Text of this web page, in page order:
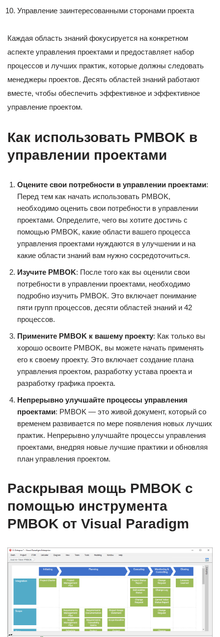
Управление заинтересованными сторонами проекта
Каждая область знаний фокусируется на конкретном
аспекте управления проектами и предоставляет набор
процессов и лучших практик, которые должны следовать
менеджеры проектов. Десять областей знаний работают
вместе, чтобы обеспечить эффективное и эффективное
управление проектом.
Как использовать PMBOK в
управлении проектами
Оцените свои потребности в управлении проектами:
Перед тем как начать использовать PMBOK,
необходимо оценить свои потребности в управлении
проектами. Определите, чего вы хотите достичь с
помощью PMBOK, какие области вашего процесса
управления проектами нуждаются в улучшении и на
какие области знаний вам нужно сосредоточиться.
Изучите PMBOK: После того как вы оценили свои
потребности в управлении проектами, необходимо
подробно изучить PMBOK. Это включает понимание
пяти групп процессов, десяти областей знаний и 42
процессов.
Примените PMBOK к вашему проекту: Как только вы
хорошо освоите PMBOK, вы можете начать применять
его к своему проекту. Это включает создание плана
управления проектом, разработку устава проекта и
разработку графика проекта.
Непрерывно улучшайте процессы управления
проектами: PMBOK — это живой документ, который со
временем развивается по мере появления новых лучших
практик. Непрерывно улучшайте процессы управления
проектами, внедряя новые лучшие практики и обновляя
план управления проектом.
Раскрывая мощь PMBOK с
помощью инструмента
PMBOK от Visual Paradigm